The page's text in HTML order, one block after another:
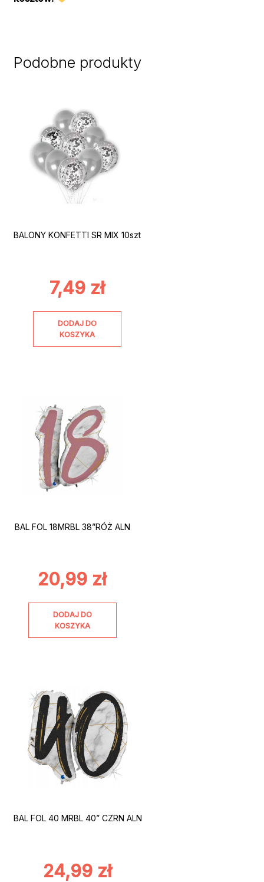
Podobne produkty
BALONY KONFETTI SR MIX 10szt
7,49 zł
DODAJ DO
KOSZYKA
BAL FOL 18MRBL 38”RÓŻ ALN
20,99 zł
DODAJ DO
KOSZYKA
BAL FOL 40 MRBL 40” CZRN ALN
24,99 zł